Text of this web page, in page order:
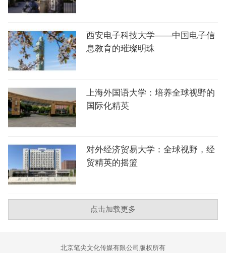
西安电子科技大学——中国电子信
息教育的璀璨明珠
上海外国语大学：培养全球视野的
国际化精英
对外经济贸易大学：全球视野，经
贸精英的摇篮
点击加载更多
北京笔尖文化传媒有限公司版权所有